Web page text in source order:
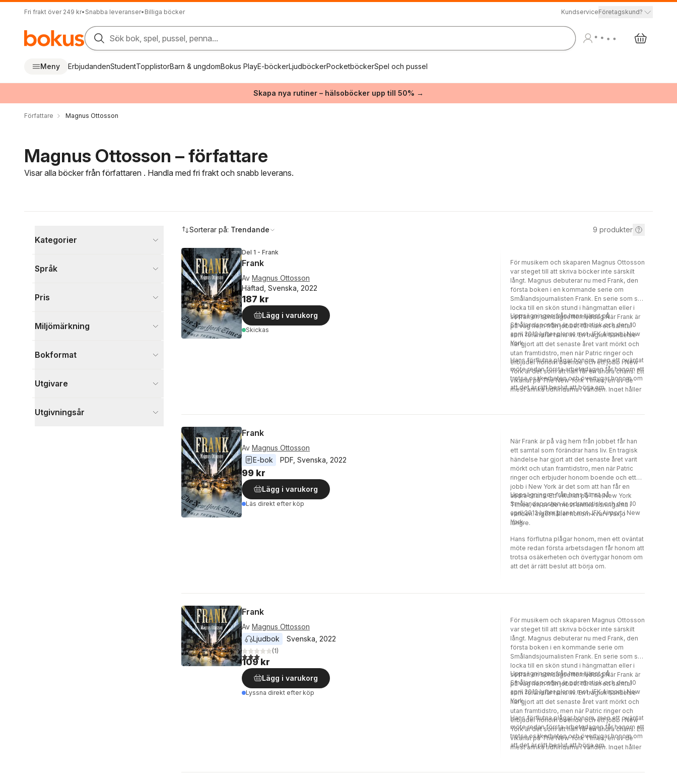
Fri frakt över 249 kr• Snabba leveranser• Billiga böcker KundserviceFöretagskund?
Sök bok, spel, pussel, penna...
Meny ErbjudandenStudentTopplistorBarn & ungdomBokus PlayE-böckerLjudböckerPocketböckerSpel och pussel
Skapa nya rutiner – hälsoböcker upp till 50% →
Författare Magnus Ottosson
Magnus Ottosson – författare
Visar alla böcker från författaren . Handla med fri frakt och snabb leverans.
Kategorier
Visa fler
Språk
Pris
Miljömärkning
Bokformat
Utgivare
Utgivningsår
Sorterar på: Trendande 9 produkter
Del 1 - Frank
Frank
Av Magnus Ottosson
Häftad, Svenska, 2022
187 kr
Lägg i varukorg
Skickas
För musikern och skaparen Magnus Ottosson
var steget till att skriva böcker inte särskilt
långt. Magnus debuterar nu med Frank, den
första boken i en kommande serie om
Smålandsjournalisten Frank. En serie som ska
locka till en skön stund i hängmattan eller i
soffan en söndagseftermiddag.När Frank är
på väg hem från jobbet får han ett samtal
som förändrar hans liv. En tragisk händelse
har gjort att det senaste året varit mörkt och
utan framtidstro, men när Patric ringer och
erbjuder honom boende och ett jobb i New
York är det som att han får en andra chans. Ett
vikariat på The New York Times, en av de
mest anrika tidningarna i världen. Inget håller
Uppsägningen från hans tjänst på
Smålandsposten är odramatisk och den 10
april 2012 lyfter planet mot JFK Airport i New
York.
Hans förflutna plågar honom, men ett oväntat
möte redan första arbetsdagen får honom att
trotsa osäkerheten och övertygar honom om
att det är rätt beslut att börja om.
Frank
Av Magnus Ottosson
E-bok
PDF Svenska 2022
99 kr
Lägg i varukorg
Läs direkt efter köp
När Frank är på väg hem från jobbet får han
ett samtal som förändrar hans liv. En tragisk
händelse har gjort att det senaste året varit
mörkt och utan framtidstro, men när Patric
ringer och erbjuder honom boende och ett
jobb i New York är det som att han får en
andra chans. Ett vikariat på The New York
Times, en av de mest anrika tidningarna i
världen. Inget håller honom kvar i Växjö
längre.
Uppsägningen från hans tjänst på
Smålandsposten är odramatisk och den 10
april 2012 lyfter planet mot JFK Airport i New
York.
Hans förflutna plågar honom, men ett oväntat
möte redan första arbetsdagen får honom att
trotsa osäkerheten och övertygar honom om
att det är rätt beslut att börja om.
Frank
Av Magnus Ottosson
Ljudbok
Svenska 2022
3,0utav 5 stjärnor. Totalt antal röster:
(1)
109 kr
Lägg i varukorg
Lyssna direkt efter köp
För musikern och skaparen Magnus Ottosson
var steget till att skriva böcker inte särskilt
långt. Magnus debuterar nu med Frank, den
första boken i en kommande serie om
Smålandsjournalisten Frank. En serie som ska
locka till en skön stund i hängmattan eller i
soffan en söndagseftermiddag.När Frank är
på väg hem från jobbet får han ett samtal
som förändrar hans liv. En tragisk händelse
har gjort att det senaste året varit mörkt och
utan framtidstro, men när Patric ringer och
erbjuder honom boende och ett jobb i New
York är det som att han får en andra chans. Ett
vikariat på The New York Times, en av de
mest anrika tidningarna i världen. Inget håller
Uppsägningen från hans tjänst på
Smålandsposten är odramatisk och den 10
april 2012 lyfter planet mot JFK Airport i New
York.
Hans förflutna plågar honom, men ett oväntat
möte redan första arbetsdagen får honom att
trotsa osäkerheten och övertygar honom om
att det är rätt beslut att börja om.